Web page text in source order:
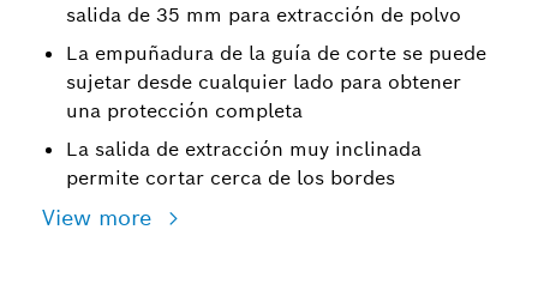
salida de 35 mm para extracción de polvo
La empuñadura de la guía de corte se puede
sujetar desde cualquier lado para obtener
una protección completa
La salida de extracción muy inclinada
permite cortar cerca de los bordes
View more